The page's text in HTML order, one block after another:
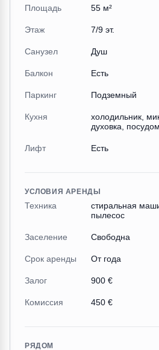
Площадь 55 м²
Этаж 7/9 эт.
Санузел Душ
Балкон Есть
Паркинг Подземный
Кухня
холодильник,
духовка,
Лифт Есть
УСЛОВИЯ АРЕНДЫ
Техника
стиральная
пылесос
Заселение Свободна
Срок аренды От года
Залог 900 €
Комиссия 450 €
РЯДОМ